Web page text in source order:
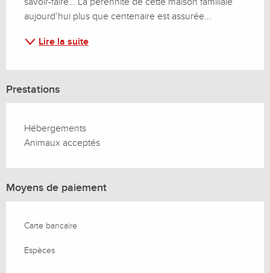
aujourd’hui plus que centenaire est assurée...
Lire la suite
Prestations
Hébergements
Animaux acceptés
Moyens de paiement
Carte bancaire
Espèces